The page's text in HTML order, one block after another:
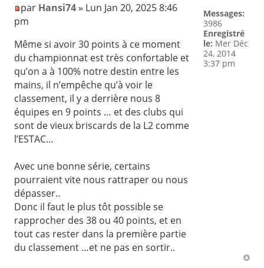
par Hansi74» Lun Jan 20, 2025 8:46
pm
Même si avoir 30 points à ce moment
du championnat est très confortable et
qu’on a à 100% notre destin entre les
mains, il n’empêche qu’à voir le
classement, il y a derrière nous 8
équipes en 9 points … et des clubs qui
sont de vieux briscards de la L2 comme
l’ESTAC…
Avec une bonne série, certains
pourraient vite nous rattraper ou nous
dépasser..
Donc il faut le plus tôt possible se
rapprocher des 38 ou 40 points, et en
tout cas rester dans la première partie
du classement …et ne pas en sortir..
Messages:
3986
Enregistré
le: Mer Déc
24, 2014
3:37 pm